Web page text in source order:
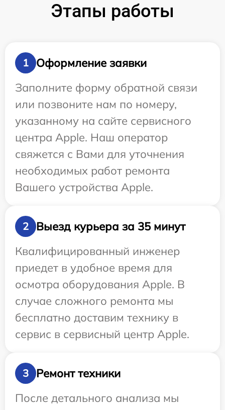
Этапы работы
1
Оформление заявки
Заполните форму обратной связи
или позвоните нам по номеру,
указанному на сайте сервисного
центра Apple. Наш оператор
свяжется с Вами для уточнения
необходимых работ ремонта
Вашего устройства Apple.
2
Выезд курьера за 35 минут
Квалифицированный инженер
приедет в удобное время для
осмотра оборудования Apple. В
случае сложного ремонта мы
бесплатно доставим технику в
сервис в сервисный центр Apple.
3
Ремонт техники
После детального анализа мы